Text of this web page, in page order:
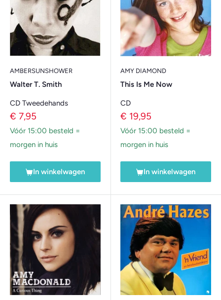
AMBERSUNSHOWER
Walter T. Smith
CD Tweedehands
Verkoopprijs
€ 7,95
Vóór 15:00 besteld =
morgen in huis
In winkelwagen
AMY DIAMOND
This Is Me Now
CD
Verkoopprijs
€ 19,95
Vóór 15:00 besteld =
morgen in huis
In winkelwagen